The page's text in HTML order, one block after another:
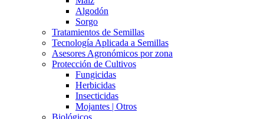
Algodón
Sorgo
Tratamientos de Semillas
Tecnología Aplicada a Semillas
Asesores Agronómicos por zona
Protección de Cultivos
Fungicidas
Herbicidas
Insecticidas
Mojantes | Otros
Biológicos